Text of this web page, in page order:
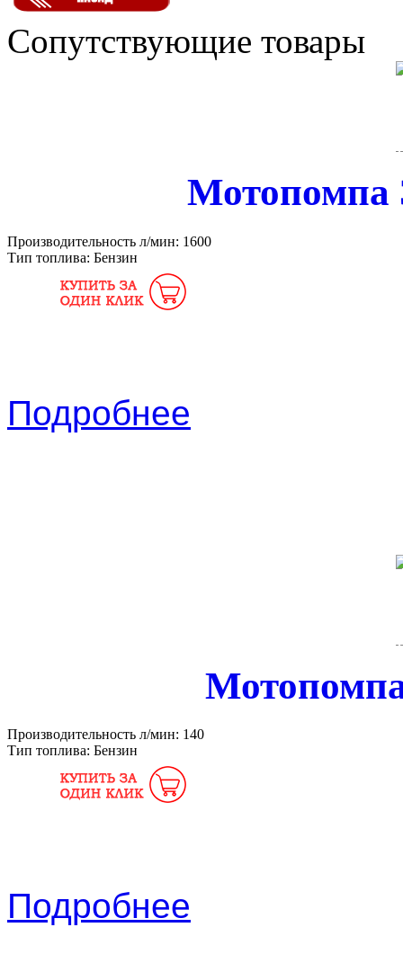
Сопутствующие товары
Мотопомпа
Производительность л/мин: 1600
Тип топлива: Бензин
Подробнее
Производительность л/мин: 140
Тип топлива: Бензин
Подробнее